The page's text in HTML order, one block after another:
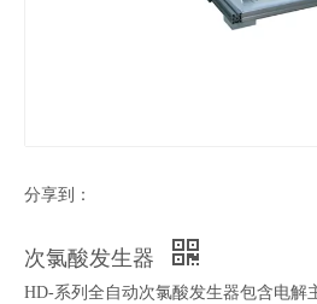
分享到：
次氯酸发生器
HD-系列全自动次氯酸发生器包含电解